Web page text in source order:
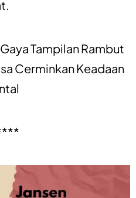
Tampilan Rambut
Cerminkan Keadaan